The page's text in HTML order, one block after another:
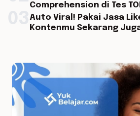
Comprehension di Tes
Auto Viral! Pakai Jasa
Kontenmu Sekarang